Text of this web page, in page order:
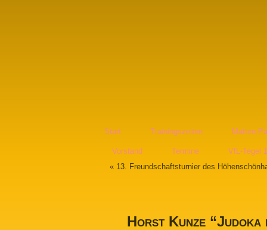
Start Trainingszeiten Matten-
Vorstand Termine
VfL-Tegel
« 13. Freundschaftsturnier des
Horst Kunze “Judoka